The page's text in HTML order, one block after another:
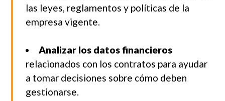
las leyes, reglamentos y políticas de la
empresa vigente.
Analizar los datos financieros
relacionados con los contratos para ayudar
a tomar decisiones sobre cómo deben
gestionarse.